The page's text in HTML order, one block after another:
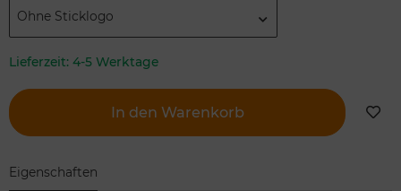
Ohne Sticklogo
Lieferzeit: 4-5 Werktage
In den Warenkorb
Eigenschaften